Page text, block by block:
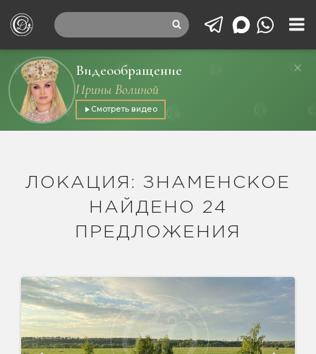
Видеообращение
Ирины Волиной
Смотреть видео
ЛОКАЦИЯ: ЗНАМЕНСКОЕ
НАЙДЕНО 24
ПРЕДЛОЖЕНИЯ